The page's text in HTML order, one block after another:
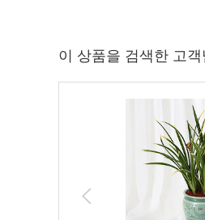
이 상품을 검색한 고